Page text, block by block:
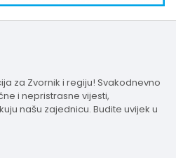
za Zvornik i regiju! Svakodnevno
i nepristrasne vijesti,
našu zajednicu. Budite uvijek u